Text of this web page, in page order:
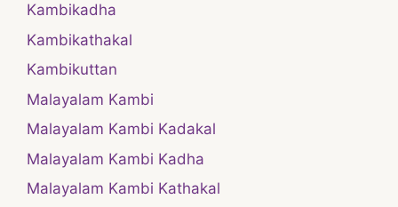
Kambikadha
Kambikathakal
Kambikuttan
Malayalam Kambi
Malayalam Kambi Kadakal
Malayalam Kambi Kadha
Malayalam Kambi Kathakal